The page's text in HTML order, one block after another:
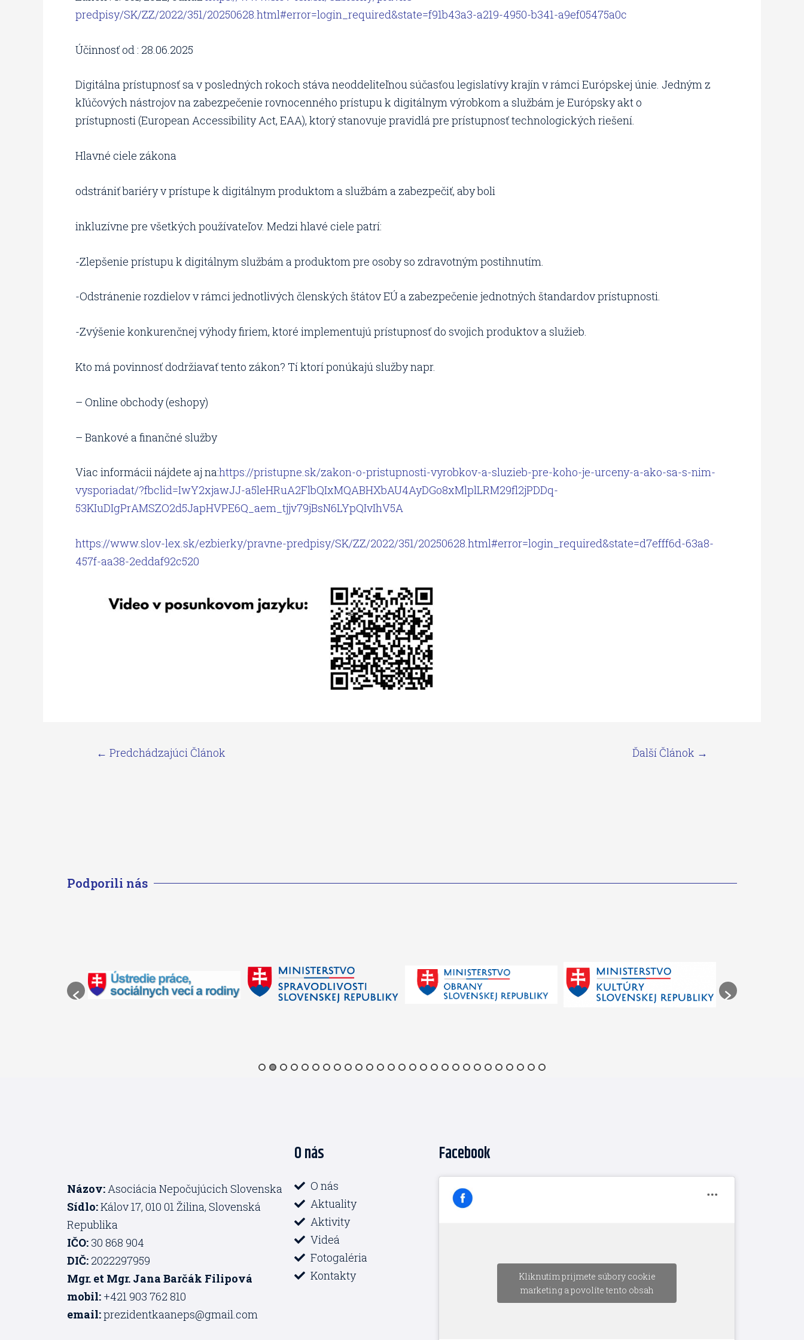
predpisy/SK/ZZ/2022/351/20250628.html#error=login_required&state=f91b43a3-a219-4950-b341-a9ef05475a0c
Účinnosť od : 28.06.2025
Digitálna prístupnosť sa v posledných rokoch stáva neoddeliteľnou súčasťou legislatívy krajín v rámci Európskej únie. Jedným z
kľúčových nástrojov na zabezpečenie rovnocenného prístupu k digitálnym výrobkom a službám je Európsky akt o
prístupnosti (European Accessibility Act, EAA), ktorý stanovuje pravidlá pre prístupnosť technologických riešení.
Hlavné ciele zákona
odstrániť bariéry v prístupe k digitálnym produktom a službám a zabezpečiť, aby boli
inkluzívne pre všetkých používateľov. Medzi hlavé ciele patrí:
-Zlepšenie prístupu k digitálnym službám a produktom pre osoby so zdravotným postihnutím.
-Odstránenie rozdielov v rámci jednotlivých členských štátov EÚ a zabezpečenie jednotných štandardov prístupnosti.
-Zvýšenie konkurenčnej výhody firiem, ktoré implementujú prístupnosť do svojich produktov a služieb.
Kto má povinnosť dodržiavať tento zákon? Tí ktorí ponúkajú služby napr.
– Online obchody (eshopy)
– Bankové a finančné služby
Viac informácii nájdete aj na:https://pristupne.sk/zakon-o-pristupnosti-vyrobkov-a-sluzieb-pre-koho-je-urceny-a-ako-sa-s-nim-
vysporiadat/?fbclid=IwY2xjawJJ-a5leHRuA2FlbQIxMQABHXbAU4AyDGo8xMlplLRM29fl2jPDDq-
53KIuDIgPrAMSZO2d5JapHVPE6Q_aem_tjjv79jBsN6LYpQIvIhV5A
https://www.slov-lex.sk/ezbierky/pravne-predpisy/SK/ZZ/2022/351/20250628.html#error=login_required&state=d7efff6d-63a8-
457f-aa38-2eddaf92c520
← Predchádzajúci Článok Ďalší Článok →
Podporili nás
Názov:Asociácia Nepočujúcich Slovenska
Sídlo:Kálov 17, 010 01 Žilina, Slovenská
Republika
IČO: 30 868 904
DIČ: 2022297959
Mgr. et Mgr. Jana Barčák Filipová
mobil: +421 903 762 810
email:prezidentkaaneps@gmail.com
O nás
O nás
Aktuality
Aktivity
Videá
Fotogaléria
Kontakty
Facebook
Kliknutím prijmete súbory cookie
marketing a povolíte tento obsah